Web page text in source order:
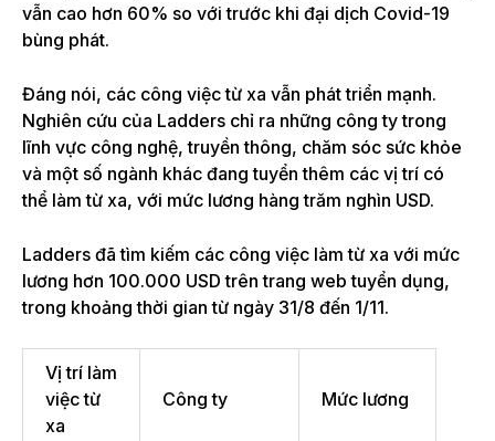
vẫn cao hơn 60% so với trước khi đại dịch Covid-19
bùng phát.
Đáng nói, các công việc từ xa vẫn phát triển mạnh.
Nghiên cứu của Ladders chỉ ra những công ty trong
lĩnh vực công nghệ, truyền thông, chăm sóc sức khỏe
và một số ngành khác đang tuyển thêm các vị trí có
thể làm từ xa, với mức lương hàng trăm nghìn USD.
Ladders đã tìm kiếm các công việc làm từ xa với mức
lương hơn 100.000 USD trên trang web tuyển dụng,
trong khoảng thời gian từ ngày 31/8 đến 1/11.
Vị trí làm
việc từ
xa
Công ty Mức lương